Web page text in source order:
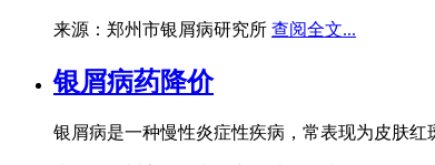
来源：郑州市银屑病研究所 查阅全文...
银屑病药降价
银屑病是一种慢性炎症性疾病，常表现为皮肤